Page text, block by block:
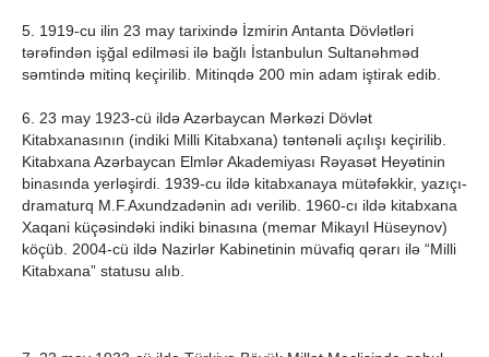
5. 1919-cu ilin 23 may tarixindә İzmirin Antanta Dövlәtlәri
tәrәfindәn işğal edilmәsi ilә bağlı İstanbulun Sultanәhmәd
sәmtindә mitinq keçirilib. Mitinqdә 200 min adam iştirak edib.
6. 23 may 1923-cü ildə Azərbaycan Mərkəzi Dövlət
Kitabxanasının (indiki Milli Kitabxana) təntənəli açılışı keçirilib.
Kitabxana Azərbaycan Elmlər Akademiyası Rəyasət Heyətinin
binasında yerləşirdi. 1939-cu ildə kitabxanaya mütəfəkkir, yazıçı-
dramaturq M.F.Axundzadənin adı verilib. 1960-cı ildə kitabxana
Xaqani küçəsindəki indiki binasına (memar Mikayıl Hüseynov)
köçüb. 2004-cü ildə Nazirlər Kabinetinin müvafiq qərarı ilə “Milli
Kitabxana” statusu alıb.